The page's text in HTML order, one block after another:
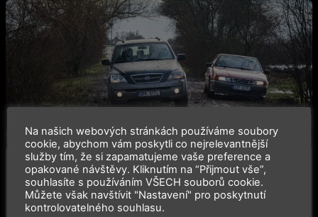
Junk Rods Cruising,Rubriky,Slider
Junk Race 3: Pravidla a podmínky
Junk
Race
3:
podmínky
Na našich webových stránkách používáme soubory
cookie, abychom vám poskytli co nejrelevantnější
služby tím, že si zapamatujeme vaše preference a
opakované návštěvy. Kliknutím na “Přijmout vše”,
souhlasíte s používáním VŠECH souborů cookie.
Můžete však navštívit "Nastavení" pro poskytnutí
kontrolovatelného souhlasu.